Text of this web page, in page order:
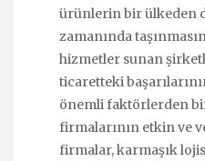
ürünlerin bir ülkeden
zamanında
hizmetler sunan
ticaretteki
önemli faktörlerden
firmalarının etkin ve
firmalar, karmaşık